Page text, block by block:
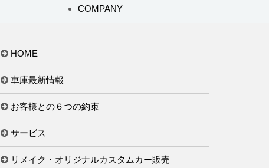
COMPANY
HOME
車庫最新情報
お客様との６つの約束
サービス
リメイク・オリジナルカスタムカー販売